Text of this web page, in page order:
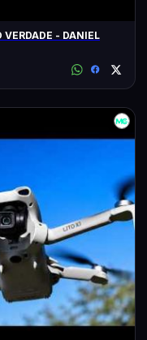
- DANIEL